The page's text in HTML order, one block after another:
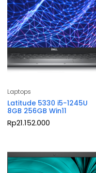
Laptops
Latitude 5330 i5-1245U
8GB 256GB Win11
Rp21.152.000